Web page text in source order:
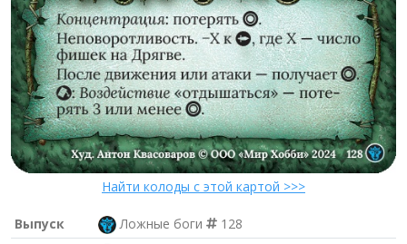
Найти колоды с этой картой >>>
Выпуск Ложные боги
128